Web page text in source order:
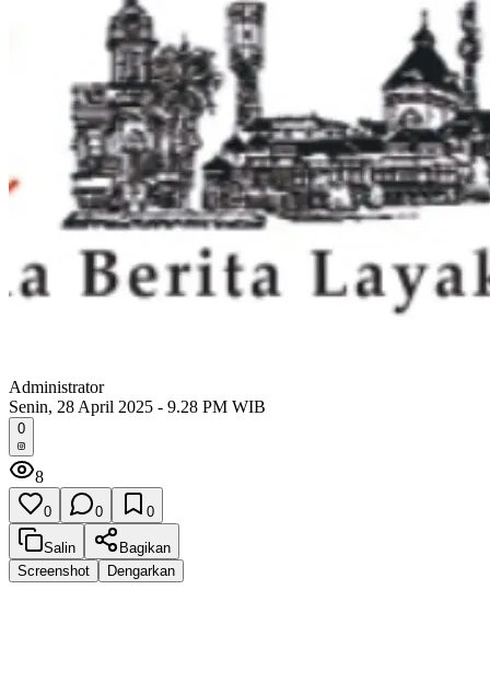
Administrator
Senin, 28 April 2025 - 9.28 PM WIB
0
8
0 0 0
Salin
Bagikan
Screenshot
Dengarkan